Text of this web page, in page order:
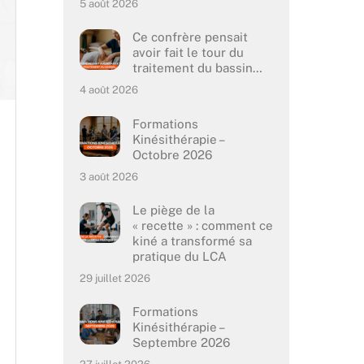
5 août 2026
Ce confrère pensait
avoir fait le tour du
traitement du bassin…
4 août 2026
Formations
Kinésithérapie –
Octobre 2026
3 août 2026
Le piège de la
« recette » : comment ce
kiné a transformé sa
pratique du LCA
29 juillet 2026
Formations
Kinésithérapie –
Septembre 2026